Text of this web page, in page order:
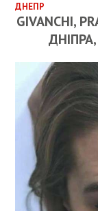
ДНЕПР
GIVANCHI,